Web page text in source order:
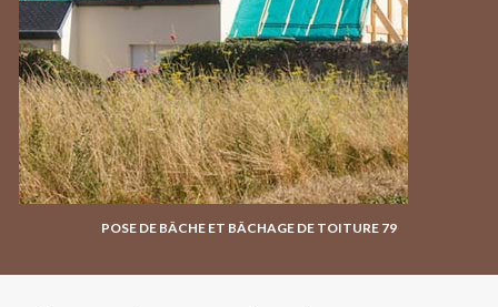
POSE DE BÂCHE ET BÂCHAGE DE TOITURE 79